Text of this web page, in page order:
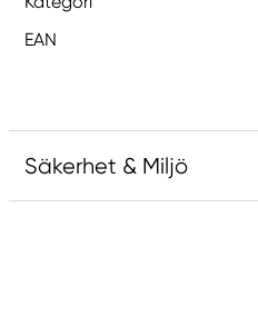
EAN
Säkerhet & Miljö